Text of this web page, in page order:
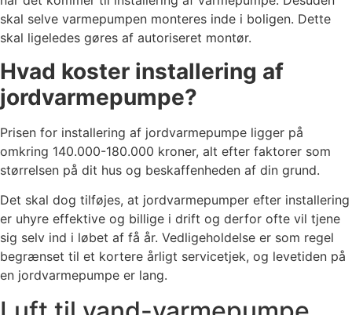
skal selve varmepumpen monteres inde i boligen. Dette
skal ligeledes gøres af autoriseret montør.
Hvad koster installering af
jordvarmepumpe?
Prisen for installering af jordvarmepumpe ligger på
omkring 140.000-180.000 kroner, alt efter faktorer som
størrelsen på dit hus og beskaffenheden af din grund.
Det skal dog tilføjes, at jordvarmepumper efter installering
er uhyre effektive og billige i drift og derfor ofte vil tjene
sig selv ind i løbet af få år. Vedligeholdelse er som regel
begrænset til et kortere årligt servicetjek, og levetiden på
en jordvarmepumpe er lang.